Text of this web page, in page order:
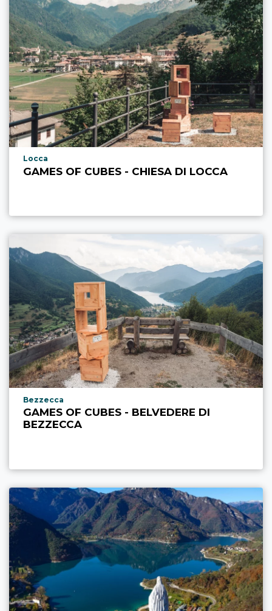
Località punto di interesse
Locca
GAMES OF CUBES - CHIESA DI LOCCA
Località punto di interesse
Bezzecca
GAMES OF CUBES - BELVEDERE DI
BEZZECCA